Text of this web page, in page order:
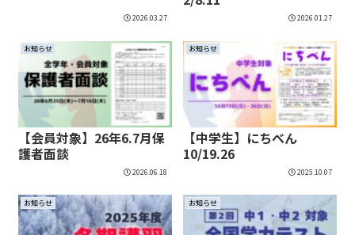
2026.03.27 2026.01.27
お知らせ
【会員対象】26年6.7月保
護者面談
2026.06.18
お知らせ
【中学生】にちべん
10/19.26
2025.10.07
お知らせ お知らせ